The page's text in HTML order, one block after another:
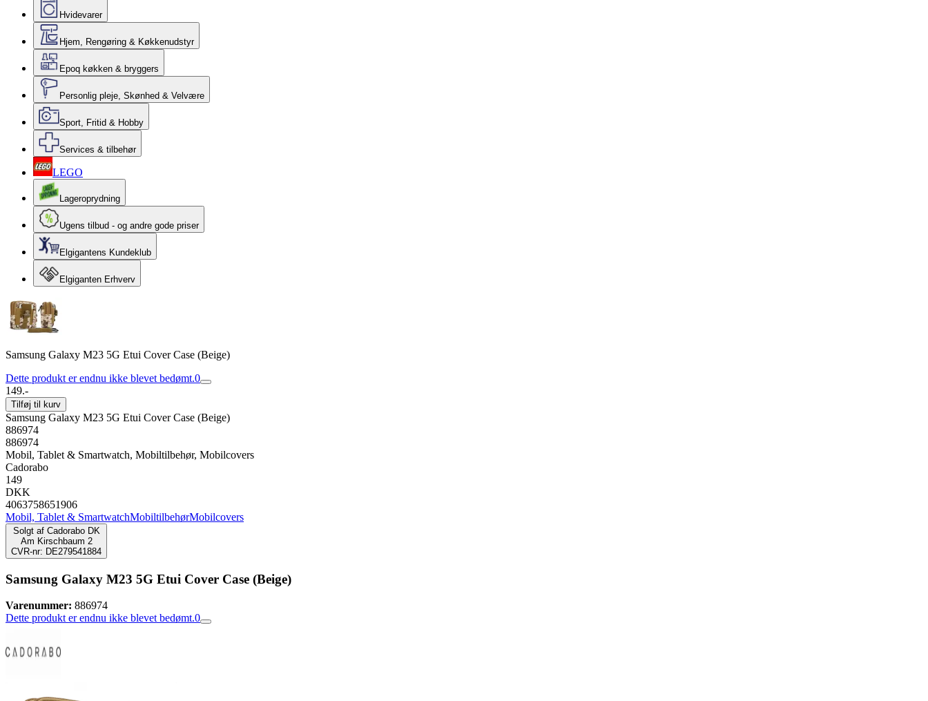
Hvidevarer
Hjem, Rengøring & Køkkenudstyr
Epoq køkken & bryggers
Personlig pleje, Skønhed & Velvære
Sport, Fritid & Hobby
Services & tilbehør
LEGO
Lageroprydning
Ugens tilbud - og andre gode priser
Elgigantens Kundeklub
Elgiganten Erhverv
Samsung Galaxy M23 5G Etui Cover Case (Beige)
Dette produkt er endnu ikke blevet bedømt.0
149.-
Tilføj til kurv
Samsung Galaxy M23 5G Etui Cover Case (Beige)
886974
886974
Mobil, Tablet & Smartwatch, Mobiltilbehør, Mobilcovers
Cadorabo
149
DKK
4063758651906
Mobil, Tablet & SmartwatchMobiltilbehørMobilcovers
Solgt af Cadorabo DK
Am Kirschbaum 2
CVR-nr: DE279541884
Samsung Galaxy M23 5G Etui Cover Case (Beige)
Varenummer: 886974
Dette produkt er endnu ikke blevet bedømt.0